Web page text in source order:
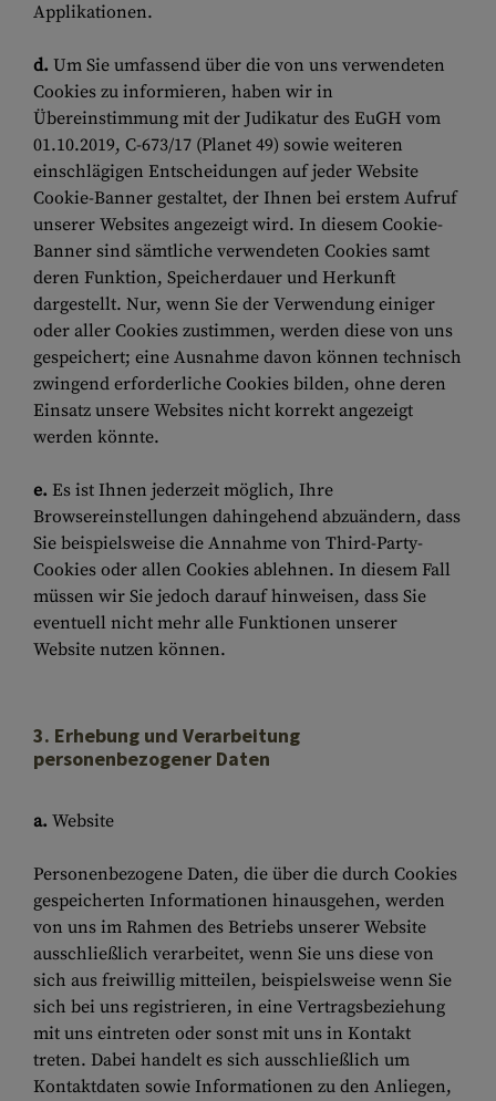
Applikationen.
d. Um Sie umfassend über die von uns verwendeten
Cookies zu informieren, haben wir in
Übereinstimmung mit der Judikatur des EuGH vom
01.10.2019, C-673/17 (Planet 49) sowie weiteren
einschlägigen Entscheidungen auf jeder Website
Cookie-Banner gestaltet, der Ihnen bei erstem Aufruf
unserer Websites angezeigt wird. In diesem Cookie-
Banner sind sämtliche verwendeten Cookies samt
deren Funktion, Speicherdauer und Herkunft
dargestellt. Nur, wenn Sie der Verwendung einiger
oder aller Cookies zustimmen, werden diese von uns
gespeichert; eine Ausnahme davon können technisch
zwingend erforderliche Cookies bilden, ohne deren
Einsatz unsere Websites nicht korrekt angezeigt
werden könnte.
e. Es ist Ihnen jederzeit möglich, Ihre
Browsereinstellungen dahingehend abzuändern, dass
Sie beispielsweise die Annahme von Third-Party-
Cookies oder allen Cookies ablehnen. In diesem Fall
müssen wir Sie jedoch darauf hinweisen, dass Sie
eventuell nicht mehr alle Funktionen unserer
Website nutzen können.
3. Erhebung und Verarbeitung
personenbezogener Daten
a. Website
Personenbezogene Daten, die über die durch Cookies
gespeicherten Informationen hinausgehen, werden
von uns im Rahmen des Betriebs unserer Website
ausschließlich verarbeitet, wenn Sie uns diese von
sich aus freiwillig mitteilen, beispielsweise wenn Sie
sich bei uns registrieren, in eine Vertragsbeziehung
mit uns eintreten oder sonst mit uns in Kontakt
treten. Dabei handelt es sich ausschließlich um
Kontaktdaten sowie Informationen zu den Anliegen,